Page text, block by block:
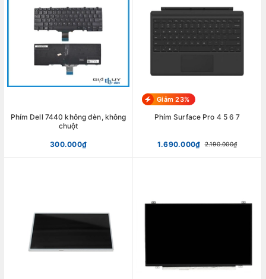
Phím Dell 7440 không đèn, không
chuột
300.000₫
Giảm 23%
Phím Surface Pro 4 5 6 7
1.690.000₫ 2.190.000₫